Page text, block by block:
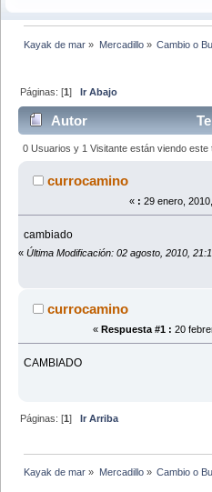
Kayak de mar » Mercadillo» Cambio o
Páginas: [1]Ir Abajo
Autor
16014 veces)
0 Usuarios y 1 Visitante están viendo este
currocamino
« : 29 enero,
cambiado
« Última Modificación: 02 agosto, 2010,
currocamino
« Respuesta #1 : 20
CAMBIADO
Páginas: [1]Ir Arriba
Kayak de mar » Mercadillo» Cambio o